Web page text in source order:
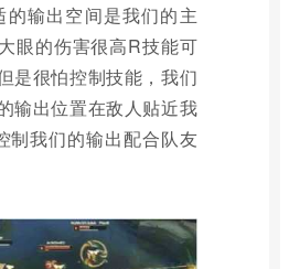
的输出空间是我们的主
眼的伤害很高R技能可
是很怕控制技能，我们
输出位置在敌人贴近我
制我们的输出配合队友